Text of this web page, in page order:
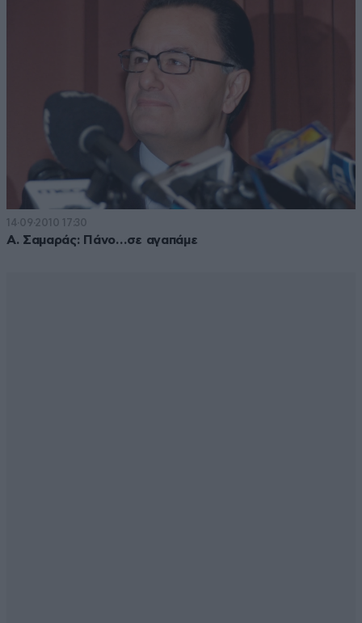
14·09·2010 17:30
Α. Σαμαράς: Πάνο…σε αγαπάμε